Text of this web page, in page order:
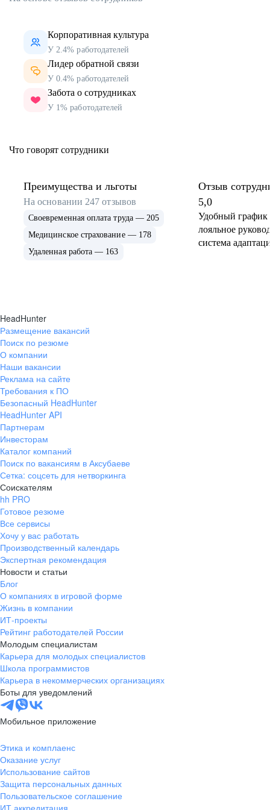
Корпоративная культура
У 2.4% работодателей
Лидер обратной связи
У 0.4% работодателей
Забота о сотрудниках
У 1% работодателей
Что говорят сотрудники
Преимущества и льготы
На основании 247 отзывов
Своевременная оплата труда — 205
Медицинское страхование — 178
Удаленная работа — 163
Отзыв
5,0
Удобный график
лояльное
система
HeadHunter
Размещение вакансий
Поиск по резюме
О компании
Наши вакансии
Реклама на сайте
Требования к ПО
Безопасный HeadHunter
HeadHunter API
Партнерам
Инвесторам
Каталог компаний
Поиск по вакансиям в Аксубаеве
Сетка: соцсеть для нетворкинга
Соискателям
hh PRO
Готовое резюме
Все сервисы
Хочу у вас работать
Производственный календарь
Экспертная рекомендация
Новости и статьи
Блог
О компаниях в игровой форме
Жизнь в компании
ИТ-проекты
Рейтинг работодателей России
Молодым специалистам
Карьера для молодых специалистов
Школа программистов
Карьера в некоммерческих организациях
Боты для уведомлений
Мобильное приложение
Этика и комплаенс
Оказание услуг
Использование сайтов
Защита персональных данных
Пользовательское соглашение